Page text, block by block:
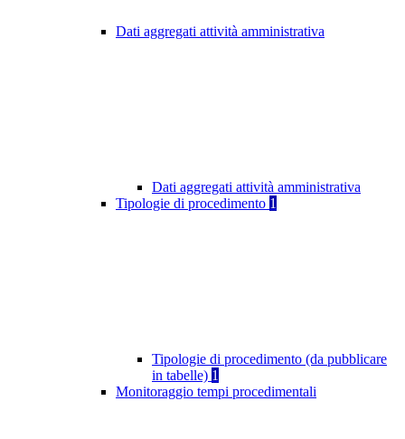
Dati aggregati attività amministrativa
Dati aggregati attività amministrativa
Tipologie di procedimento 1
Tipologie di procedimento (da pubblicare
in tabelle) 1
Monitoraggio tempi procedimentali